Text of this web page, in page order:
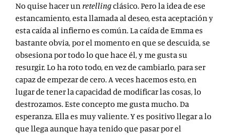
No quise hacer un retellingclásico. Pero la idea de ese
estancamiento, esta llamada al deseo, esta aceptación y
esta caída al infierno es común. La caída de Emma es
bastante obvia, por el momento en que se descuida, se
obsesiona por todo lo que hace él, y me gusta su
resurgir. Lo ha roto todo, en vez de cambiarlo, para ser
capaz de empezar de cero. A veces hacemos esto, en
lugar de tener la capacidad de modificar las cosas, lo
destrozamos. Este concepto me gusta mucho. Da
esperanza. Ella es muy valiente. Y es positivo llegar a lo
que llega aunque haya tenido que pasar por el